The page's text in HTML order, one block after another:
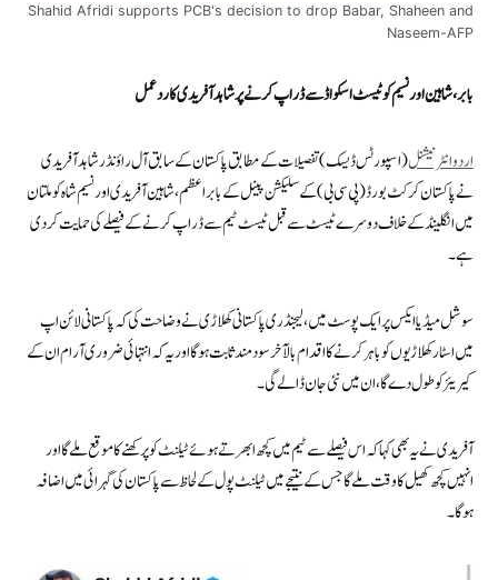
Shahid Afridi supports PCB's decision to drop Babar, Shaheen and
Naseem-AFP
بابر، شاہین اور نسیم کو ٹیسٹ اسکواڈ سے ڈراپ کرنے پر شاہد آفریدی کا ردعمل
اردوانٹرنیشنل(اسپورٹس ڈیسک) تفصیلات کے مطابق پاکستان کے سابق آل راؤنڈر شاہد آفریدی
نے پاکستان کرکٹ بورڈ (پی سی بی) کے سلیکشن پینل کے بابر اعظم، شاہین آفریدی اور نسیم شاہ کو ملتان
میں انگلینڈ کے خلاف دوسرے ٹیسٹ سے قبل ٹیسٹ ٹیم سے ڈراپ کرنے کے فیصلے کی حمایت کر دی
ہے۔
سوشل میڈیا ایکس پر ایک پوسٹ میں، لیجنڈری پاکستانی کھلاڑی نے وضاحت کی کہ پاکستانی لائن اپ
میں اسٹار کھلاڑیوں کو باہر کرنے کا اقدام بالآخر سود مند ثابت ہو گا اور یہ کہ انتہائی ضروری آرام ان کے
کیریئر کو طول دے گا، ان میں نئی ​​جان ڈالے گی۔
آفریدی نے یہ بھی کہا کہ اس فیصلے سے ٹیم میں کچھ ابھرتے ہوئے ٹیلنٹ کو پرکھنے کا موقع ملے گا اور
انہیں کچھ کھیل کا وقت ملے گا جس کے نتیجے میں ٹیلنٹ پول کے لحاظ سے پاکستان کی گہرائی میں اضافہ
ہوگا۔